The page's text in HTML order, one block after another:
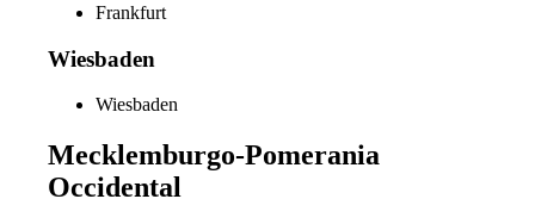
Frankfurt
Wiesbaden
Wiesbaden
Mecklemburgo-Pomerania
Occidental